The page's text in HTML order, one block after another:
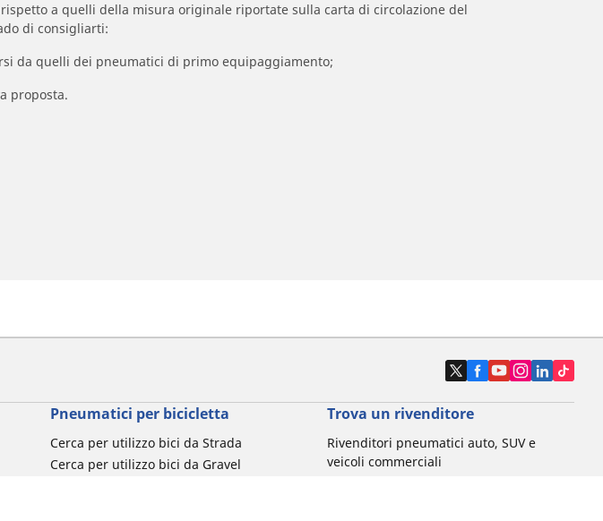
a quelli della misura originale riportate sulla carta di circolazione del
di consigliarti:
da quelli dei pneumatici di primo equipaggiamento;
proposta.
Pneumatici per bicicletta
Cerca per utilizzo bici da Strada
Cerca per utilizzo bici da Gravel
Trova un rivenditore
Rivenditori pneumatici auto, SUV e
veicoli commerciali